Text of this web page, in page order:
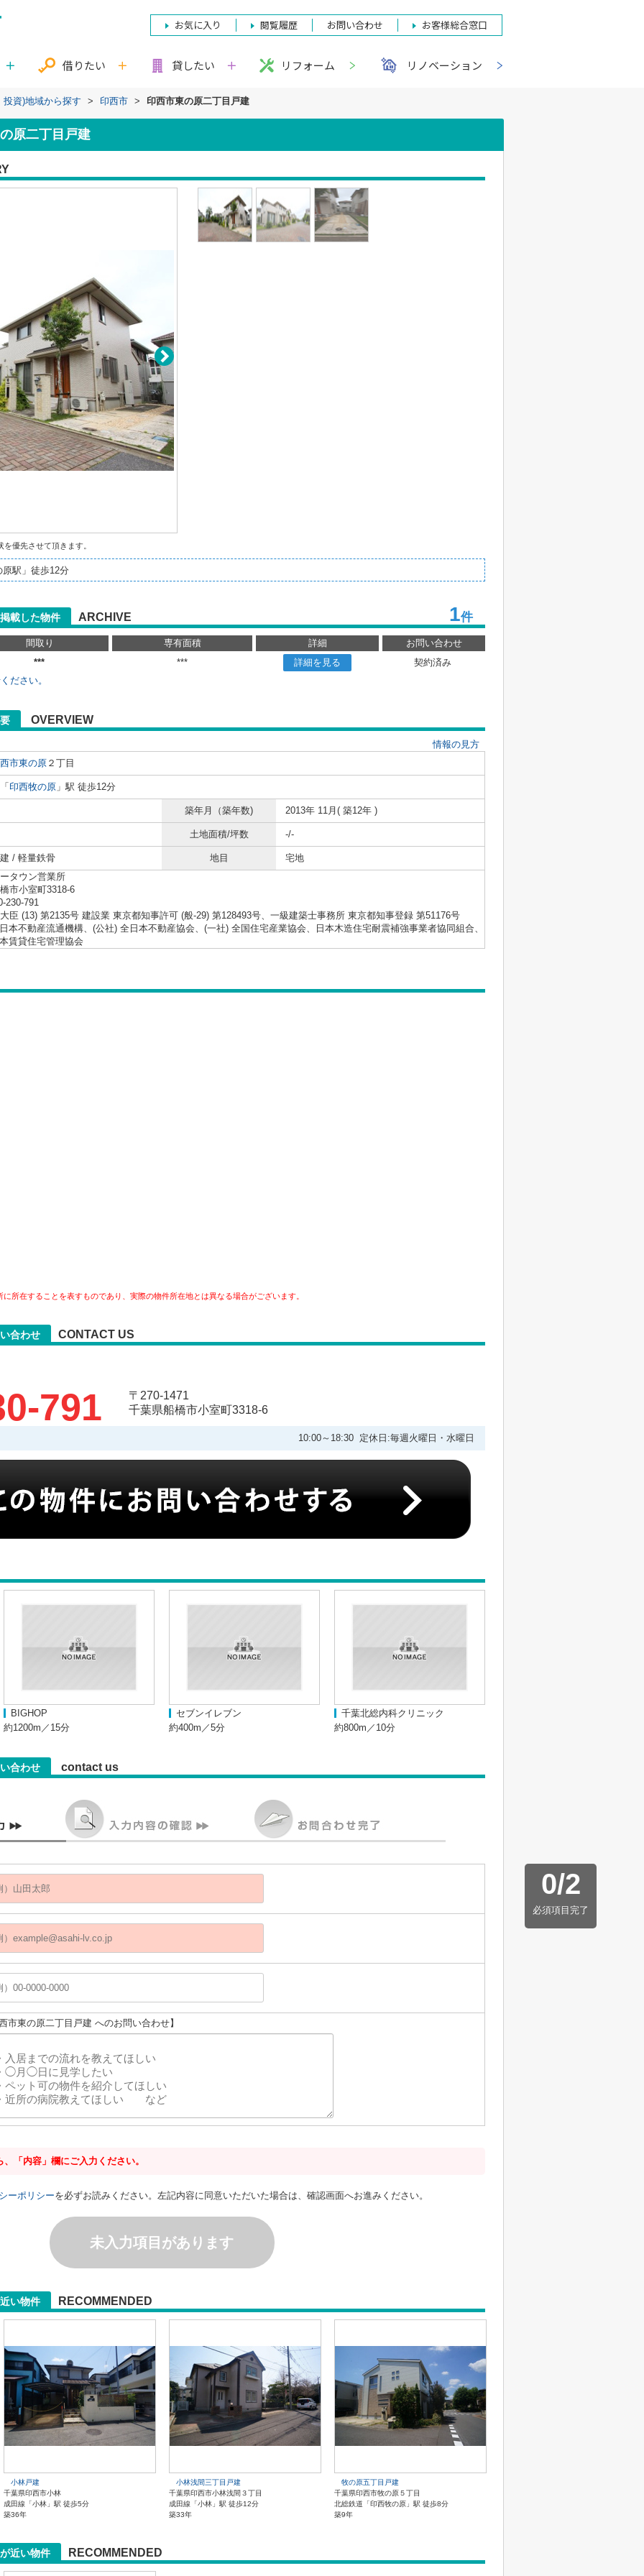
お気に入り 閲覧履歴 お問い合わせ お客様総合窓口
借りたい 貸したい リフォーム リノベーション
投資)地域から探す > 印西市 > 印西市東の原二丁目戸建
原二丁目戸建
優先させて頂きます。
原駅」徒歩12分
載した物件 ARCHIVE 1件
間取り 専有面積 詳細 お問い合わせ
*** *** 詳細を見る
契約済み
ださい。
OVERVIEW
情報の見方
市東の原 ２丁目
「 印西牧の原 」駅 徒歩12分
築年月（築年数) 2013年 11月( 築12年 )
土地面積/坪数 -/-
/ 軽量鉄骨 地目 宅地
タウン営業所
市小室町3318-6
230-791
臣 (13) 第2135号 建設業 東京都知事許可 (般-29) 第128493号、一級建築士事務所 東京都知事登録 第51176号
本不動産流通機構、(公社) 全日本不動産協会、(一社) 全国住宅産業協会、日本木造住宅耐震補強事業者協同組合、
賃貸住宅管理協会
所在することを表すものであり、実際の物件所在地とは異なる場合がございます。
合わせ CONTACT US
791
〒270-1471
千葉県船橋市小室町3318-6
10:00～18:30 定休日:毎週火曜日・水曜日
BIGHOP
約1200m／15分
セブンイレブン
約400m／5分
千葉北総内科クリニック
約800m／10分
合わせ contact us
0/2
必須項目完了
西市東の原二丁目戸建 へのお問い合わせ】
「内容」欄にご入力ください。
ーポリシーを必ずお読みください。左記内容に同意いただいた場合は、確認画面へお進みください。
未入力項目があります
い物件 RECOMMENDED
小林戸建
千葉県印西市小林
成田線「小林」駅 徒歩5分
築36年
小林浅間三丁目戸建
千葉県印西市小林浅間３丁目
成田線「小林」駅 徒歩12分
築33年
牧の原五丁目戸建
千葉県印西市牧の原５丁目
北総鉄道「印西牧の原」駅 徒歩8分
築9年
近い物件 RECOMMENDED